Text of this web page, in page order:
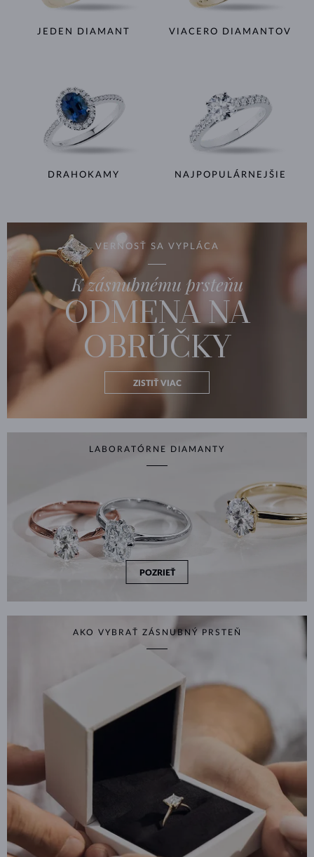
JEDEN DIAMANT VIACERO DIAMANTOV
DRAHOKAMY NAJPOPULÁRNEJŠIE
VERNOSŤ SA VYPLÁCA
K zásnubnému prsteňu
ODMENA NA
OBRÚČKY
ZISTIŤ VIAC
LABORATÓRNE DIAMANTY
POZRIEŤ
AKO VYBRAŤ ZÁSNUBNÝ PRSTEŇ